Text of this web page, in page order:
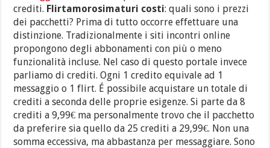
crediti. Flirtamorosimaturi costi: quali sono i prezzi
dei pacchetti? Prima di tutto occorre effettuare una
distinzione. Tradizionalmente i siti incontri online
propongono degli abbonamenti con più o meno
funzionalità incluse. Nel caso di questo portale invece
parliamo di crediti. Ogni 1 credito equivale ad 1
messaggio o 1 flirt. É possibile acquistare un totale di
crediti a seconda delle proprie esigenze. Si parte da 8
crediti a 9,99€ ma personalmente trovo che il pacchetto
da preferire sia quello da 25 crediti a 29,99€. Non una
somma eccessiva, ma abbastanza per messaggiare. Sono